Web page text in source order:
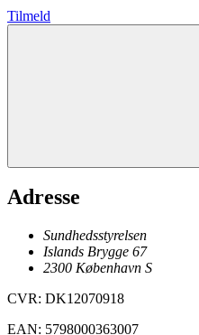
Tilmeld
Adresse
Sundhedsstyrelsen
Islands Brygge 67
2300 København S
CVR: DK12070918
EAN: 5798000363007